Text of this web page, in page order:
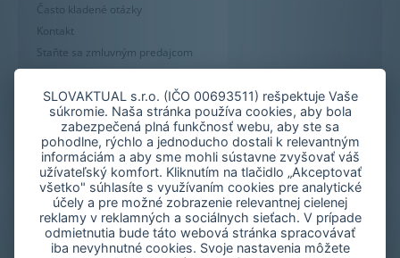
Často kladené otázky
Kontakt
Staňte sa zmluvným predajcom
Mapa stránky
Zásady používania súborov cookie
Nastavenie cookies
Oznámenie nekalých praktík
SLOVAKTUAL s.r.o. (IČO 00693511) rešpektuje Vaše
súkromie. Naša stránka používa cookies, aby bola
zabezpečená plná funkčnosť webu, aby ste sa
pohodlne, rýchlo a jednoducho dostali k relevantným
informáciám a aby sme mohli sústavne zvyšovať váš
užívateľský komfort. Kliknutím na tlačidlo „Akceptovať
všetko" súhlasíte s využívaním cookies pre analytické
účely a pre možné zobrazenie relevantnej cielenej
reklamy v reklamných a sociálnych sieťach. V prípade
odmietnutia bude táto webová stránka spracovávať
iba nevyhnutné cookies. Svoje nastavenia môžete